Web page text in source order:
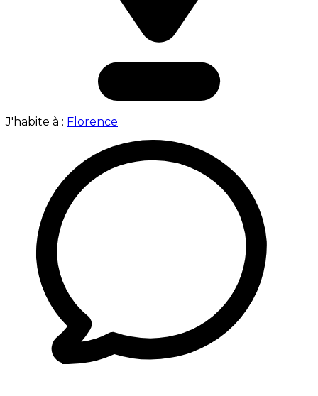
J'habite à : Florence